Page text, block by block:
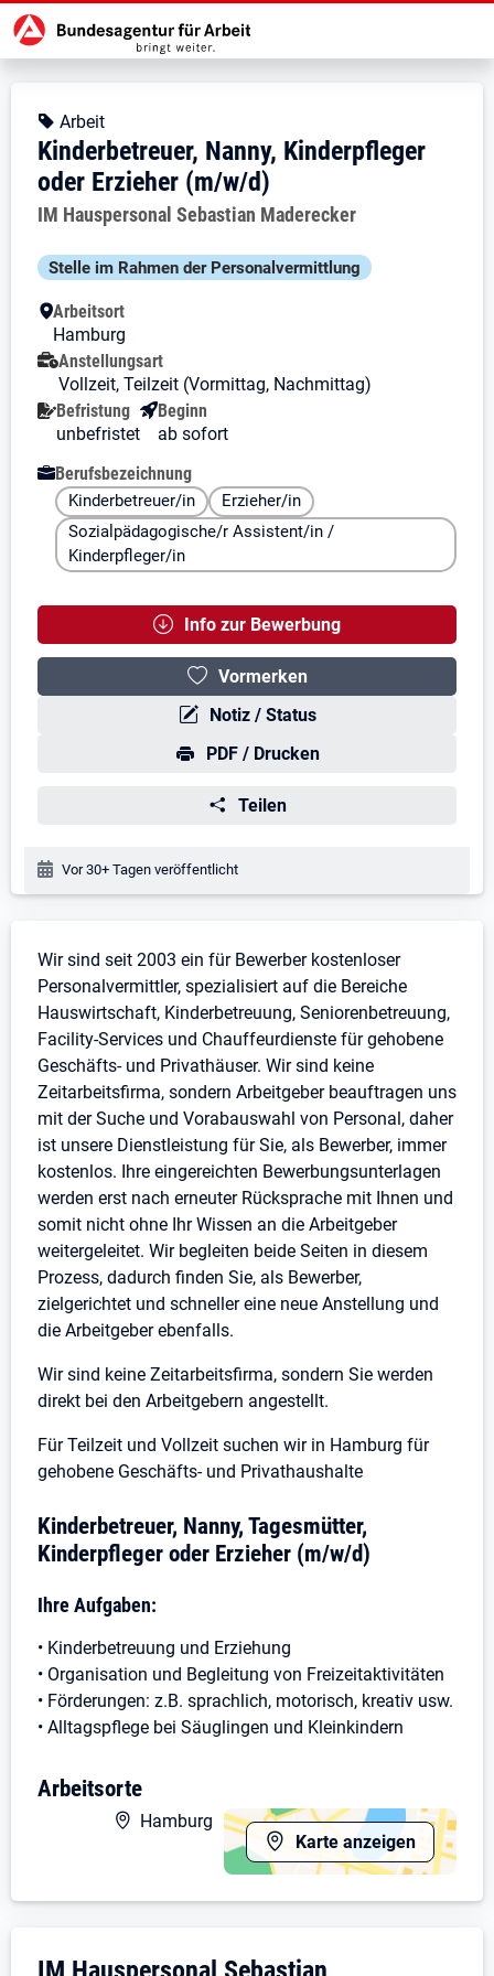
Zur Jobsuche Startseite
Stellendetails zu:
Kinderbetreuer, Nanny,
Kinderbetreuer, Nanny,
Kopfbereich
Angebotsart:
Arbeit
Kinderbetreuer, Nanny, Kinderpfleger
oder Erzieher (m/w/d)
Arbeitgeber:
IM Hauspersonal Sebastian Maderecker
Besondere Merkmale
Stelle im Rahmen der Personal­vermittlung
Arbeitsort
Hamburg
Anstellungsart
Vollzeit, Teilzeit (Vormittag, Nachmittag)
Befristung
unbefristet
Beginn
ab sofort
Berufsbezeichnung
Kinderbetreuer/in
Erzieher/in
Sozialpädagogische/r Assistent/in /
Kinderpfleger/in
Info zur Bewerbung
Vormerken
Notiz / Status
PDF / Drucken
Teilen
Veröffentlichungsdatum:
Vor 30+ Tagen veröffentlicht
Stellenbeschreibung
Wir sind seit 2003 ein für Bewerber kostenloser
Personalvermittler, spezialisiert auf die Bereiche
Hauswirtschaft, Kinderbetreuung, Seniorenbetreuung,
Facility-Services und Chauffeurdienste für gehobene
Geschäfts- und Privathäuser. Wir sind keine
Zeitarbeitsfirma, sondern Arbeitgeber beauftragen uns
mit der Suche und Vorabauswahl von Personal, daher
ist unsere Dienstleistung für Sie, als Bewerber, immer
kostenlos. Ihre eingereichten Bewerbungsunterlagen
werden erst nach erneuter Rücksprache mit Ihnen und
somit nicht ohne Ihr Wissen an die Arbeitgeber
weitergeleitet. Wir begleiten beide Seiten in diesem
Prozess, dadurch finden Sie, als Bewerber,
zielgerichtet und schneller eine neue Anstellung und
die Arbeitgeber ebenfalls.
Wir sind keine Zeitarbeitsfirma, sondern Sie werden
direkt bei den Arbeitgebern angestellt.
Für Teilzeit und Vollzeit suchen wir in Hamburg für
gehobene Geschäfts- und Privathaushalte
Kinderbetreuer, Nanny, Tagesmütter,
Kinderpfleger oder Erzieher (m/w/d)
Ihre Aufgaben:
• Kinderbetreuung und Erziehung
• Organisation und Begleitung von Freizeitaktivitäten
• Förderungen: z.B. sprachlich, motorisch, kreativ usw.
• Alltagspflege bei Säuglingen und Kleinkindern
• evtl. Kochen für Kinder
• evtl. Wäschepflege und Bügeln für Kinder
• evtl. "Chauffeurdienst" für die Kinder
• oder eine Ausbildung zur oder zum Kinderpfleger/in
Arbeitsorte
Karte anzeigen
Hamburg
Unternehmensdarstellung: IM